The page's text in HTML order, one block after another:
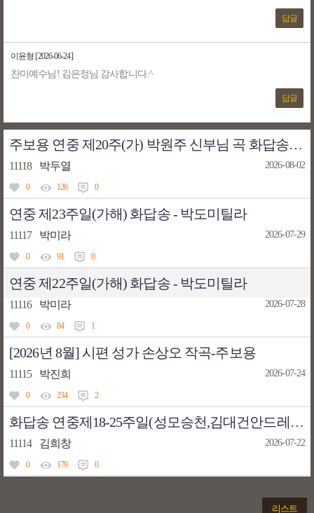
답글
이윤형 [2026-06-24]
찬미예수님! 김은정님 감사합니다.^
답글
주보용 연중 제20주(가) 박원주 신부님 곡 화답송 악보 틀려서 새로 올렸습니다.
11118 박두열 2026-08-02
0 126 0
연중 제23주일(가해) 화답송 - 박도미틸라
11117 박미라 2026-07-29
0 91 0
연중 제22주일(가해) 화답송 - 박도미틸라
11116 박미라 2026-07-28
0 84 1
[2026년 8월] 시편 성가 손상오 작곡-주보용
11115 박진희 2026-07-24
0 234 2
화답송 연중제18-25주일(성모승천,김대건안드레아 대축일 포함)
11114 김희창 2026-07-22
0 179 0
리스트